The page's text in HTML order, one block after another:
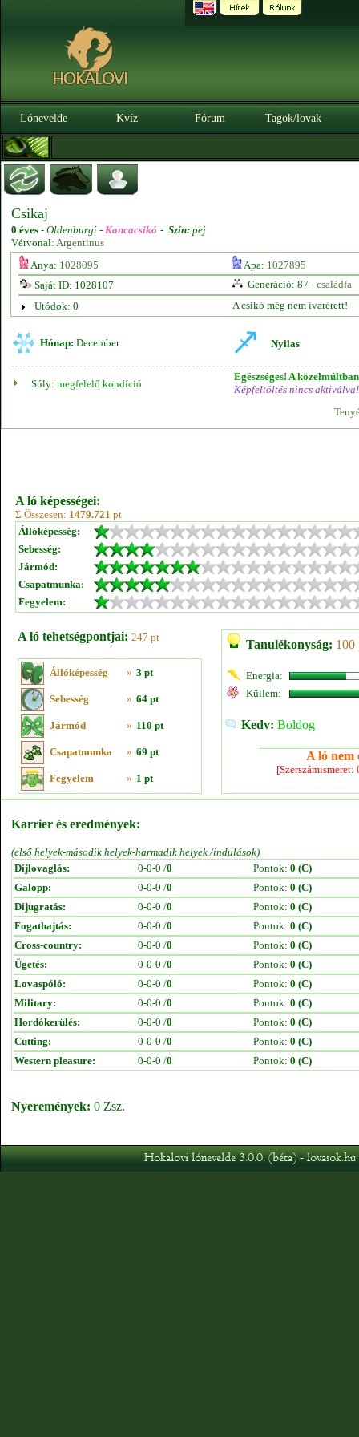
Lónevelde Kvíz Fórum Tagok/lovak
Csikaj
0 éves - Oldenburgi - Kancacsikó - Szín: pej
Vérvonal: Argentinus
Anya: 1028095 Apa: 1027895
Saját ID: 1028107
Generáció: 87 - családfa
Utódok: 0
A csikó még nem ivarérett!
Hónap: December Nyilas
Súly: megfelelő kondíció
Egészséges! A
Képfeltöltés nincs aktiválva!
A ló képességei:
Σ Összesen: 1479.721 pt
Állóképesség:
Sebesség:
Jármód:
Csapatmunka:
Fegyelem:
A ló tehetségpontjai: 247 pt
Állóképesség » 3 pt
Sebesség » 64 pt
Jármód » 110 pt
Csapatmunka » 69 pt
Fegyelem » 1 pt
Tanulékonyság: 100
Energia:
Küllem:
Kedv: Boldog
A ló nem
Karrier és eredmények:
(első helyek-második helyek-harmadik helyek /indulások)
Díjlovaglás:
0-0-0 /0 Pontok: 0 (C)
Galopp:
0-0-0 /0 Pontok: 0 (C)
Díjugratás:
0-0-0 /0 Pontok: 0 (C)
Fogathajtás:
0-0-0 /0 Pontok: 0 (C)
Cross-country:
0-0-0 /0 Pontok: 0 (C)
Ügetés:
0-0-0 /0 Pontok: 0 (C)
Lovaspóló:
0-0-0 /0 Pontok: 0 (C)
Military:
0-0-0 /0 Pontok: 0 (C)
Hordókerülés:
0-0-0 /0 Pontok: 0 (C)
Cutting:
0-0-0 /0 Pontok: 0 (C)
Western pleasure:
0-0-0 /0 Pontok: 0 (C)
Nyeremények: 0 Zsz.